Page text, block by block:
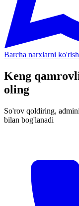
Barcha narxlarni ko'rish
Keng
oling
So'rov qoldiring,
bilan bog'lanadi